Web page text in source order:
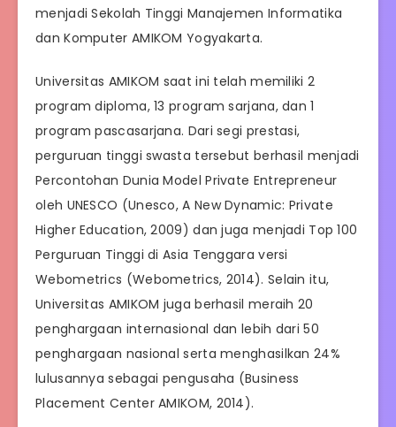
menjadi Sekolah Tinggi Manajemen Informatika
dan Komputer AMIKOM Yogyakarta.
Universitas AMIKOM saat ini telah memiliki 2
program diploma, 13 program sarjana, dan 1
program pascasarjana. Dari segi prestasi,
perguruan tinggi swasta tersebut berhasil menjadi
Percontohan Dunia Model Private Entrepreneur
oleh UNESCO (Unesco, A New Dynamic: Private
Higher Education, 2009) dan juga menjadi Top 100
Perguruan Tinggi di Asia Tenggara versi
Webometrics (Webometrics, 2014). Selain itu,
Universitas AMIKOM juga berhasil meraih 20
penghargaan internasional dan lebih dari 50
penghargaan nasional serta menghasilkan 24%
lulusannya sebagai pengusaha (Business
Placement Center AMIKOM, 2014).